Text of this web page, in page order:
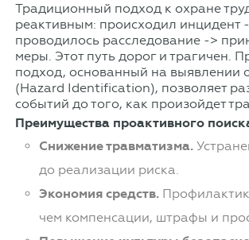
Традиционный подход к охране
реактивным: происходил инцидент
проводилось расследование ->
меры. Этот путь дорог и трагичен.
подход, основанный на выявлении
(Hazard Identification), позволяет
событий до того, как произойдет
Преимущества проактивного
Снижение травматизма.
до реализации риска.
Экономия средств.
чем компенсации, штрафы и